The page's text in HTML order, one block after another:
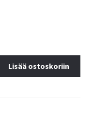
Lisää ostoskoriin